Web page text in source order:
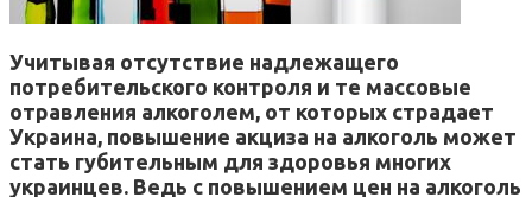
Учитывая отсутствие надлежащего
потребительского контроля и те массовые
отравления алкоголем, от которых страдает
Украина, повышение акциза на алкоголь может
стать губительным для здоровья многих
украинцев. Ведь с повышением цен на алкоголь